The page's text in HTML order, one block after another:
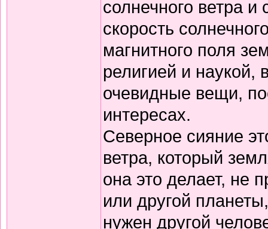
солнечного ветра
скорость
магнитного поля
религией и наукой,
очевидные вещи,
интересах.
Северное сияние
ветра, который
она это делает, не
или другой
нужен другой